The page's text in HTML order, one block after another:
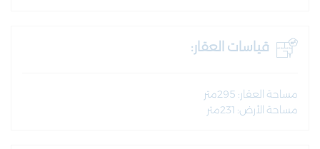
قياسات العقار:
مساحة العقار: 295متر
مساحة الأرض: 231متر